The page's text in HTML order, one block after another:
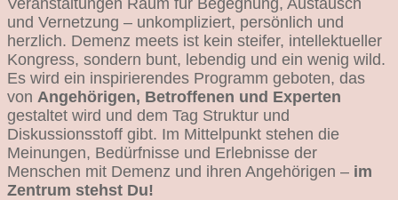
und Vernetzung – unkompliziert, persönlich und
herzlich. Demenz meets ist kein steifer, intellektueller
Kongress, sondern bunt, lebendig und ein wenig wild.
Es wird ein inspirierendes Programm geboten, das
von Angehörigen, Betroffenen und Experten
gestaltet wird und dem Tag Struktur und
Diskussionsstoff gibt. Im Mittelpunkt stehen die
Meinungen, Bedürfnisse und Erlebnisse der
Menschen mit Demenz und ihren Angehörigen – im
Zentrum stehst Du!